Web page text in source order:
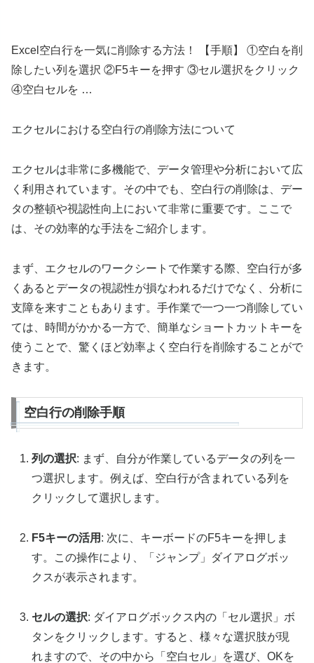
Excel空白行を一気に削除する方法！ 【手順】 ①空白を削
除したい列を選択 ②F5キーを押す ③セル選択をクリック
④空白セルを …
エクセルにおける空白行の削除方法について
エクセルは非常に多機能で、データ管理や分析において広
く利用されています。その中でも、空白行の削除は、デー
タの整頓や視認性向上において非常に重要です。ここで
は、その効率的な手法をご紹介します。
まず、エクセルのワークシートで作業する際、空白行が多
くあるとデータの視認性が損なわれるだけでなく、分析に
支障を来すこともあります。手作業で一つ一つ削除してい
ては、時間がかかる一方で、簡単なショートカットキーを
使うことで、驚くほど効率よく空白行を削除することがで
きます。
空白行の削除手順
列の選択: まず、自分が作業しているデータの列を一
つ選択します。例えば、空白行が含まれている列を
クリックして選択します。
F5キーの活用 : 次に、キーボードのF5キーを押しま
す。この操作により、「ジャンプ」ダイアログボッ
クスが表示されます。
セルの選択: ダイアログボックス内の「セル選択」ボ
タンをクリックします。すると、様々な選択肢が現
れますので、その中から「空白セル」を選び、OKを